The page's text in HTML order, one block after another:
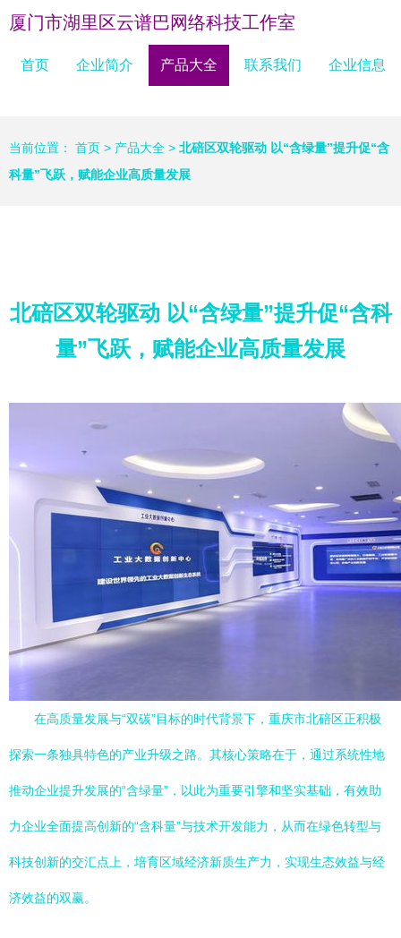
厦门市湖里区云谱巴网络科技工作室
首页 企业简介 产品大全 联系我们 企业信息
当前位置： 首页 > 产品大全 > 北碚区双轮驱动 以“含绿量”提升促“含
科量”飞跃，赋能企业高质量发展
北碚区双轮驱动 以“含绿量”提升促“含科
量”飞跃，赋能企业高质量发展
在高质量发展与“双碳”目标的时代背景下，重庆市北碚区正积极
探索一条独具特色的产业升级之路。其核心策略在于，通过系统性地
推动企业提升发展的“含绿量”，以此为重要引擎和坚实基础，有效助
力企业全面提高创新的“含科量”与技术开发能力，从而在绿色转型与
科技创新的交汇点上，培育区域经济新质生产力，实现生态效益与经
济效益的双赢。